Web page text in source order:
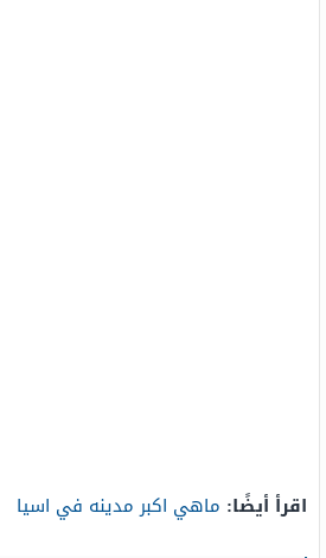
اقرأ أيضًا: ماهي اكبر مدينه في اسيا